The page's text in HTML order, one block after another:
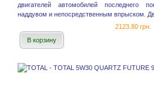
двигателей автомобилей последнего
наддувом и непосредственным впрыском.
2123.80 грн.
В корзину